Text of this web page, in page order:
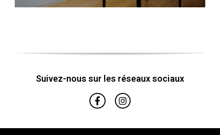
Suivez-nous sur les réseaux sociaux